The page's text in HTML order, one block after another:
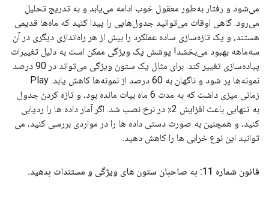
می‌شود و رفتار به‌طور معقول خوب ادامه می‌یابد و به تدریج تحلیل
می‌رود. گاهی اوقات می‌توانید جدول‌هایی را پیدا کنید که ماه‌ها قدیمی
هستند، و یک تازه‌سازی ساده عملکرد را بیش از هر راه‌اندازی دیگری در آن
سه‌ماهه بهبود می‌بخشد! پوشش یک ویژگی ممکن است به دلیل تغییرات
پیاده‌سازی تغییر کند: برای مثال یک ستون ویژگی می‌تواند در 90 درصد
نمونه‌ها پر شود و ناگهان به 60 درصد از نمونه‌ها کاهش یابد. Play
زمانی میزی داشت که به مدت 6 ماه بیات مانده بود، و تازه کردن جدول
به تنهایی باعث افزایش 2٪ در نرخ نصب شد. اگر آمار داده ها را ردیابی
کنید، و همچنین به صورت دستی داده ها را در مواردی بررسی کنید، می
توانید این نوع خرابی ها را کاهش دهید.
قانون شماره 11: به صاحبان ستون های ویژگی و مستندات بدهید .